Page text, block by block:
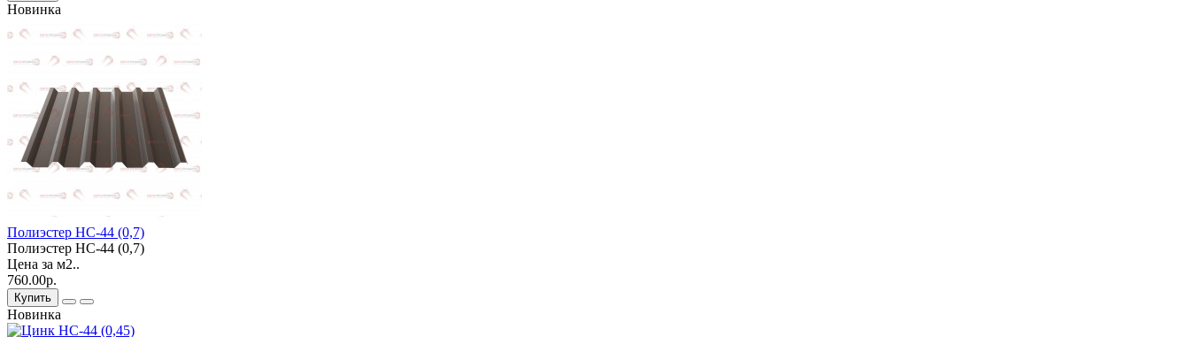
Новинка
Полиэстер НС-44 (0,7)
Полиэстер НС-44 (0,7)
Цена за м2..
760.00р.
Купить
Новинка